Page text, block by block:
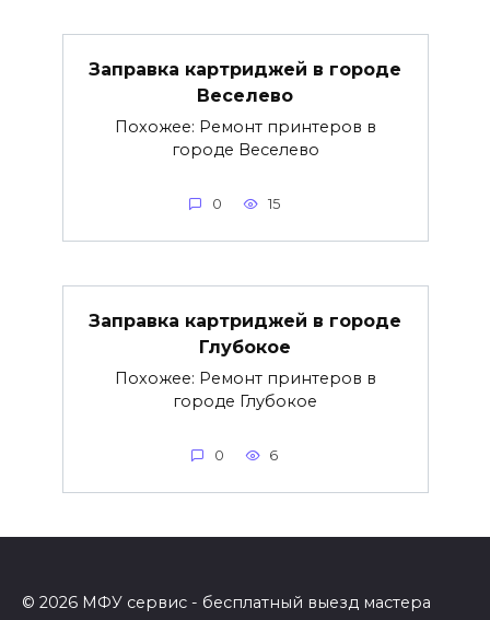
Заправка картриджей в городе
Веселево
Похожее: Ремонт принтеров в
городе Веселево
0 15
Заправка картриджей в городе
Глубокое
Похожее: Ремонт принтеров в
городе Глубокое
0 6
© 2026 МФУ сервис - бесплатный выезд мастера